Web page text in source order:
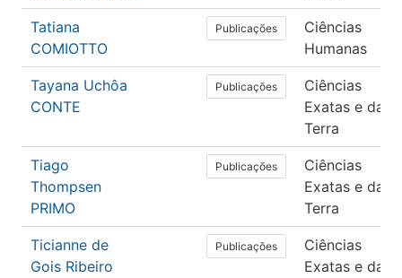
Tatiana
COMIOTTO
Publicações
Ciências
Humanas
Tayana Uchôa
CONTE
Publicações
Ciências
Exatas e da
Terra
Tiago
Thompsen
PRIMO
Publicações
Ciências
Exatas e da
Terra
Ticianne de
Gois Ribeiro
Publicações
Ciências
Exatas e da